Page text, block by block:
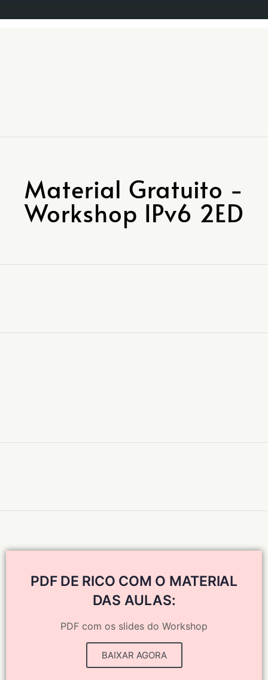
Material Gratuito -
Workshop IPv6 2ED
PDF DE RICO COM O MATERIAL
DAS AULAS:
PDF com os slides do Workshop
BAIXAR AGORA